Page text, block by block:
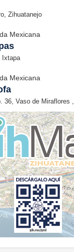
Zihuatanejo
Mexicana
Ixtapa
Mexicana
36, Vaso de Miraflores